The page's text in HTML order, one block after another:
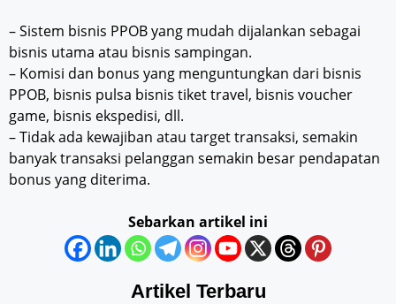
– Sistem bisnis PPOB yang mudah dijalankan sebagai
bisnis utama atau bisnis sampingan.
– Komisi dan bonus yang menguntungkan dari bisnis
PPOB, bisnis pulsa bisnis tiket travel, bisnis voucher
game, bisnis ekspedisi, dll.
– Tidak ada kewajiban atau target transaksi, semakin
banyak transaksi pelanggan semakin besar pendapatan
bonus yang diterima.
Sebarkan artikel ini
Artikel Terbaru